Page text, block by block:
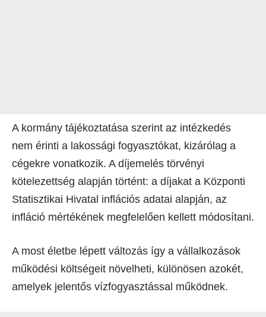
A kormány tájékoztatása szerint az intézkedés
nem érinti a lakossági fogyasztókat, kizárólag a
cégekre vonatkozik. A díjemelés törvényi
kötelezettség alapján történt: a díjakat a Központi
Statisztikai Hivatal inflációs adatai alapján, az
infláció mértékének megfelelően kellett módosítani.
A most életbe lépett változás így a vállalkozások
működési költségeit növelheti, különösen azokét,
amelyek jelentős vízfogyasztással működnek.